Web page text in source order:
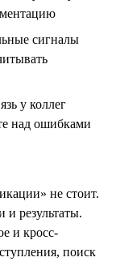
сигналы
у коллег
над ошибками
не стоит.
и результаты.
и кросс-
поиск